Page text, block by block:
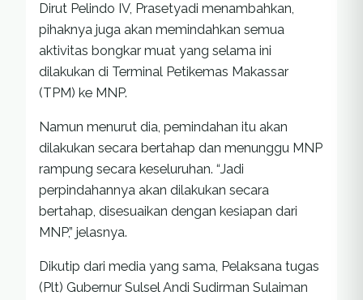
Dirut Pelindo IV, Prasetyadi menambahkan,
pihaknya juga akan memindahkan semua
aktivitas bongkar muat yang selama ini
dilakukan di Terminal Petikemas Makassar
(TPM) ke MNP.
Namun menurut dia, pemindahan itu akan
dilakukan secara bertahap dan menunggu MNP
rampung secara keseluruhan. “Jadi
perpindahannya akan dilakukan secara
bertahap, disesuaikan dengan kesiapan dari
MNP,” jelasnya.
Dikutip dari media yang sama, Pelaksana tugas
(Plt) Gubernur Sulsel Andi Sudirman Sulaiman